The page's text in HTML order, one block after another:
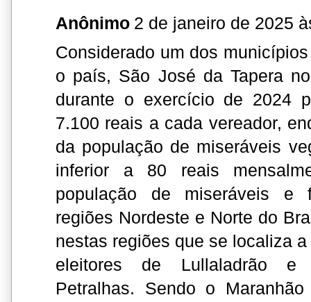
Anônimo 2 de janeiro de 2025
Considerado um dos
o país, São José da Tapera
durante o exercício de 2024
7.100 reais a cada vereador,
da população de miseráveis
inferior a 80 reais
população de miseráveis e
regiões Nordeste e Norte do
nestas regiões que se localiza
eleitores de Lullaladrão e
Petralhas. Sendo o